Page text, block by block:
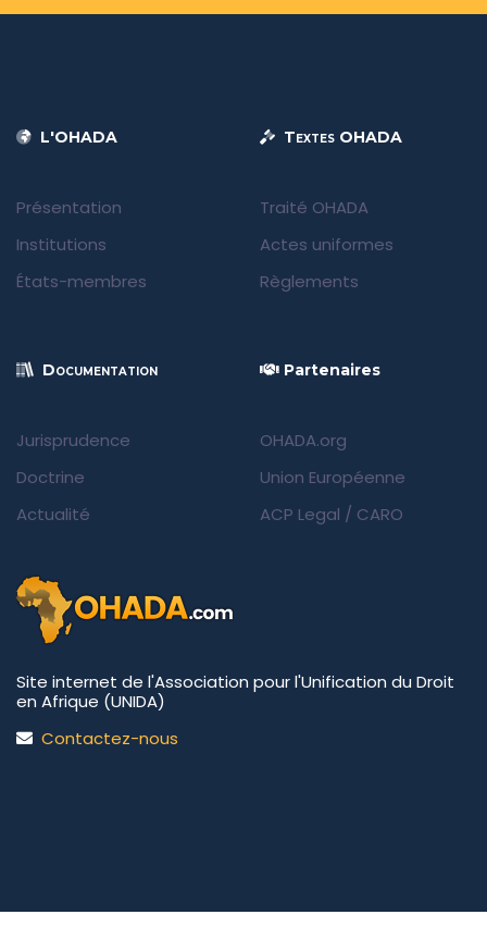
L'OHADA
Présentation
Institutions
États-membres
Textes OHADA
Traité OHADA
Actes uniformes
Règlements
Documentation
Jurisprudence
Doctrine
Actualité
Partenaires
OHADA.org
Union Européenne
ACP Legal / CARO
Site internet de l'Association pour l'Unification du Droit
en Afrique (UNIDA)
Contactez-nous